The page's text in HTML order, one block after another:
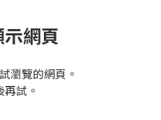
網頁
瀏覽的網頁。
試。